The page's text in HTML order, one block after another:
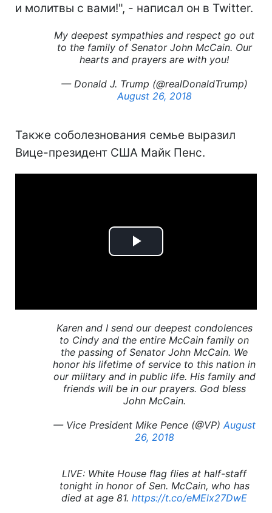
и молитвы с вами!", - написал он в Twitter.
My deepest sympathies and respect go out
to the family of Senator John McCain. Our
hearts and prayers are with you!
— Donald J. Trump (@realDonaldTrump)
August 26, 2018
Также соболезнования семье выразил
Вице-президент США Майк Пенс.
Play
Karen and I send our deepest condolences
to Cindy and the entire McCain family on
the passing of Senator John McCain. We
honor his lifetime of service to this nation in
our military and in public life. His family and
friends will be in our prayers. God bless
John McCain.
— Vice President Mike Pence (@VP) August
26, 2018
LIVE: White House flag flies at half-staff
tonight in honor of Sen. McCain, who has
died at age 81. https://t.co/eMElx27DwE